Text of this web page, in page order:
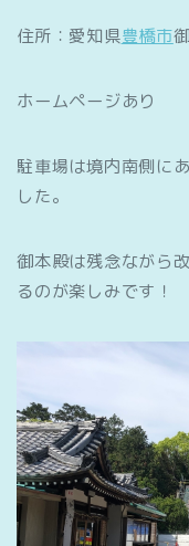
住所：愛知県豊橋市
ホームページあり
駐車場は境内南側に
した。
御本殿は残念ながら
るのが楽しみです！